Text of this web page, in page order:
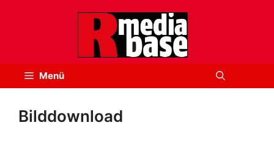
Menü
Bilddownload